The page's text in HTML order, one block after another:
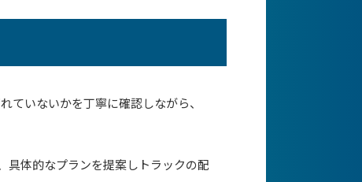
いないかを丁寧に確認しながら、
具体的なプランを提案しトラックの配